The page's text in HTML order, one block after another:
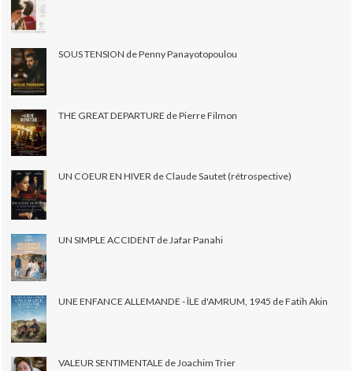
SOUS TENSION de Penny Panayotopoulou
THE GREAT DEPARTURE de Pierre Filmon
UN COEUR EN HIVER de Claude Sautet (rétrospective)
UN SIMPLE ACCIDENT de Jafar Panahi
UNE ENFANCE ALLEMANDE - ÎLE d'AMRUM, 1945 de Fatih Akin
VALEUR SENTIMENTALE de Joachim Trier